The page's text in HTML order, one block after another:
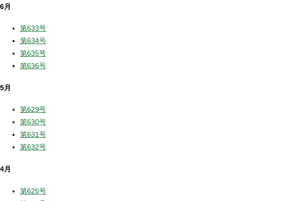
6月
第633号
第634号
第635号
第636号
5月
第629号
第630号
第631号
第632号
4月
第625号